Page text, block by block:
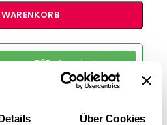
Über Cookies
B2B-Angebot
anfordern